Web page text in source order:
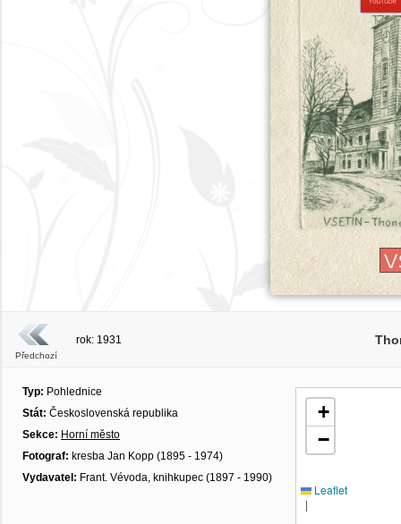
Předchozí
rok: 1931
Typ: Pohlednice
Stát: Československá republika
Sekce: Horní město
Fotograf: kresba Jan Kopp (1895 - 1974)
Vydavatel: Frant. Vévoda, knihkupec (1897 - 1990)
+
−
Leaflet
|